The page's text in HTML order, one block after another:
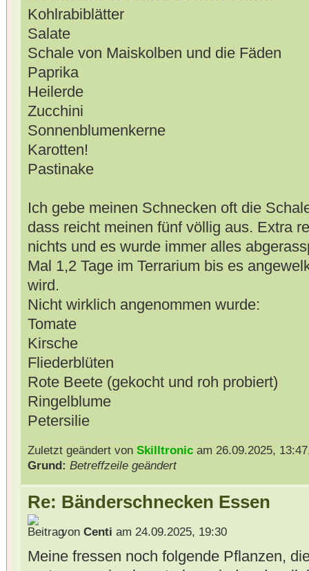
Kohlrabiblätter
Salate
Schale von Maiskolben und die Fäden
Paprika
Heilerde
Zucchini
Sonnenblumenkerne
Karotten!
Pastinake
Ich gebe meinen Schnecken oft die
dass reicht meinen fünf völlig aus. Extra
nichts und es wurde immer alles
Mal 1,2 Tage im Terrarium bis es
wird.
Nicht wirklich angenommen wurde:
Tomate
Kirsche
Fliederblüten
Rote Beete (gekocht und roh probiert)
Ringelblume
Petersilie
Zuletzt geändert von Skilltronicam 26.09.2025,
Grund: Betreffzeile geändert
Re: Bänderschnecken Essen
von Centi am 24.09.2025, 19:30
Meine fressen noch folgende Pflanzen,